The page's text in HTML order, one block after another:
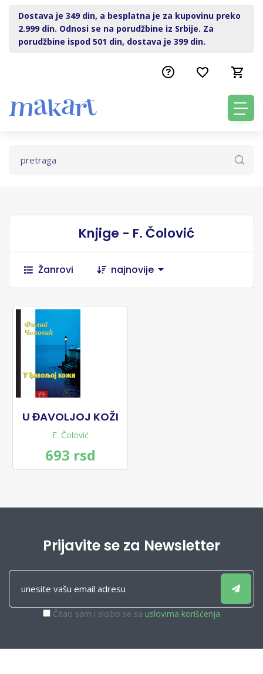
Dostava je 349 din, a besplatna je za kupovinu preko
2.999 din. Odnosi se na porudžbine iz Srbije. Za
porudžbine ispod 501 din, dostava je 399 din.
Knjige - F. Čolović
Žanrovi najnovije
U ĐAVOLJOJ KOŽI
F. Čolović
693 rsd
Prijavite se za Newsletter
Čitao sam i složio se sa uslovima korišćenja